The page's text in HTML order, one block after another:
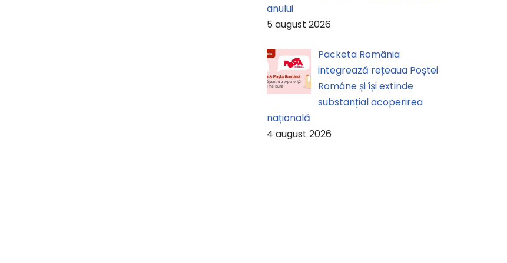
anului
5 august 2026
Packeta România
integrează rețeaua Poștei
Române și își extinde
substanțial acoperirea
națională
4 august 2026